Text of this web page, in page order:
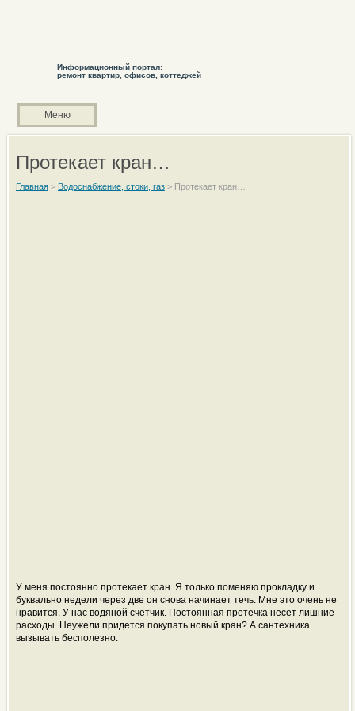
Информационный портал:
ремонт квартир, офисов, коттеджей
Меню
Протекает кран…
Главная> Водоснабжение, стоки, газ> Протекает кран…
У меня постоянно протекает кран. Я только поменяю прокладку и
буквально недели через две он снова начинает течь. Мне это очень не
нравится. У нас водяной счетчик. Постоянная протечка несет лишние
расходы. Неужели придется покупать новый кран? А сантехника
вызывать бесполезно.